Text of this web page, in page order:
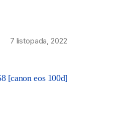
7 listopada, 2022